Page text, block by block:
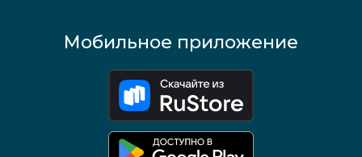
Мобильное приложение